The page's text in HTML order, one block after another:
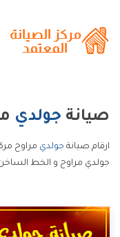
صيانة جولدي
ارقام صيانة جولدي مراوح
جولدي مراوح و الخط